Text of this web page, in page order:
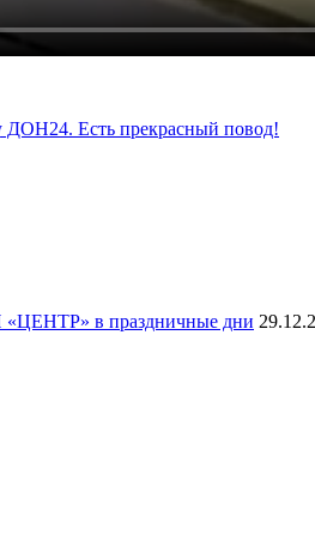
ДОН24. Есть прекрасный повод!
в праздничные дни